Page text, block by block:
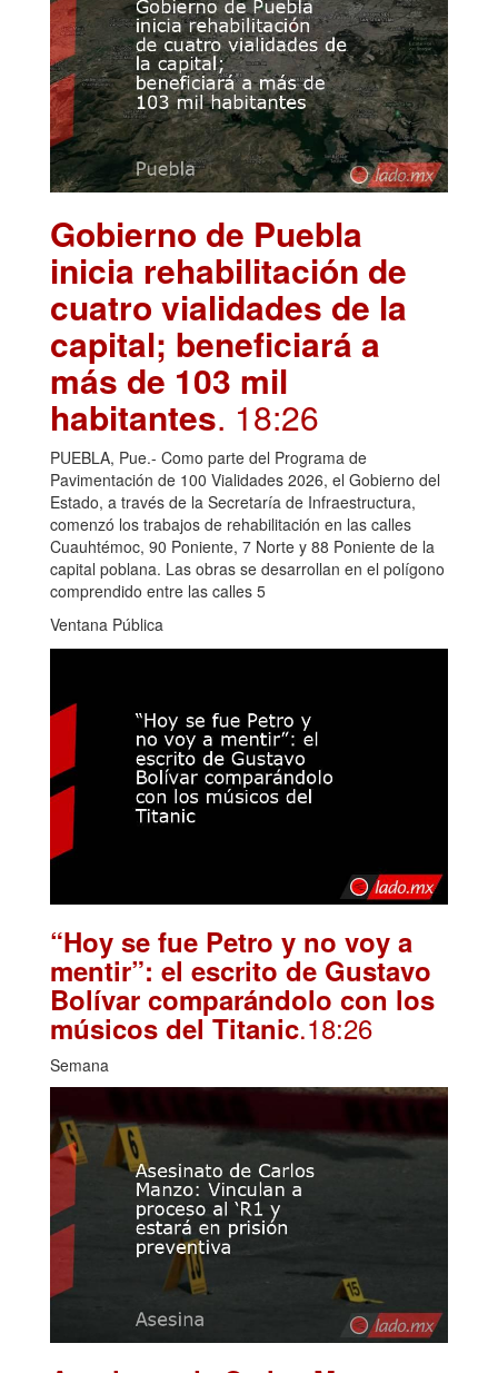
Gobierno de Puebla
inicia rehabilitación de
cuatro vialidades de la
capital; beneficiará a
más de 103 mil
habitantes. 18:26
PUEBLA, Pue.- Como parte del Programa de
Pavimentación de 100 Vialidades 2026, el Gobierno del
Estado, a través de la Secretaría de Infraestructura,
comenzó los trabajos de rehabilitación en las calles
Cuauhtémoc, 90 Poniente, 7 Norte y 88 Poniente de la
capital poblana. Las obras se desarrollan en el polígono
comprendido entre las calles 5
Ventana Pública
“Hoy se fue Petro y no voy a
mentir”: el escrito de Gustavo
Bolívar comparándolo con los
músicos del Titanic.18:26
Semana